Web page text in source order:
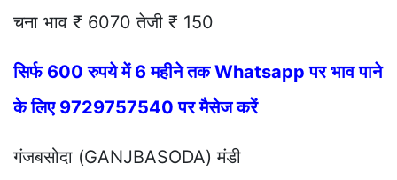
चना भाव ₹ 6070 तेजी ₹ 150
सिर्फ 600 रुपये में 6 महीने तक Whatsapp पर भाव पाने
के लिए 9729757540 पर मैसेज करें
गंजबसोदा (GANJBASODA) मंडी